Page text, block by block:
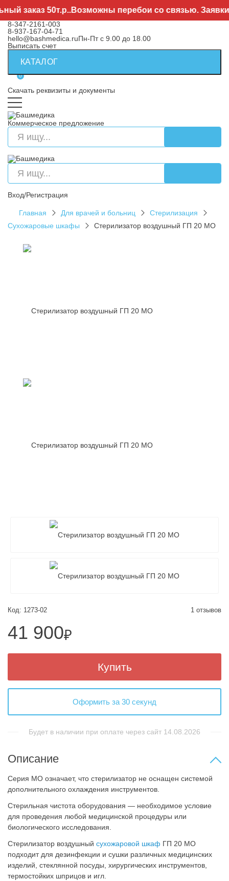
50т.р..Возможны перебои со связью. Заявки
8-347-2161-003
8-937-167-04-71
hello@bashmedica.ruПн-Пт с 9.00 до 18.00
Выписать счет
КАТАЛОГ
0
Скачать реквизиты и документы
Коммерческое предложение
Вход/Регистрация
Главная Для врачей и больниц
Стерилизация
Сухожаровые шкафы
Cтерилизатор воздушный ГП 20 МО
Код: 1273-02 1 отзывов
41 900₽
Купить
Оформить за 30 секунд
Будет в наличии при оплате через сайт 14.08.2026
Описание
Серия МО означает, что стерилизатор не оснащен системой
дополнительного охлаждения инструментов.
Стерильная чистота оборудования — необходимое условие
для проведения любой медицинской процедуры или
биологического исследования.
Cтерилизатор воздушный сухожаровой шкаф ГП 20 МО
подходит для дезинфекции и сушки различных медицинских
изделий, стеклянной посуды, хирургических инструментов,
термостойких шприцов и игл.